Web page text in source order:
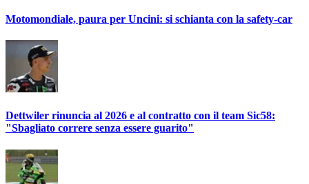
Motomondiale, paura per Uncini: si schianta con la safety-car
Dettwiler rinuncia al 2026 e al contratto con il team Sic58:
"Sbagliato correre senza essere guarito"